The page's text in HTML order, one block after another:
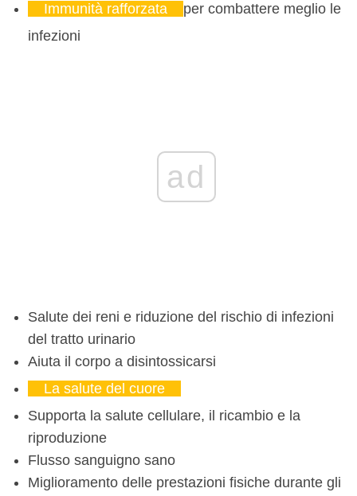
Immunità rafforzata
per combattere meglio le
infezioni
ad
Salute dei reni e riduzione del rischio di infezioni
del tratto urinario
Aiuta il corpo a disintossicarsi
La salute del cuore
Supporta la salute cellulare, il ricambio e la
riproduzione
Flusso sanguigno sano
Miglioramento delle prestazioni fisiche durante gli